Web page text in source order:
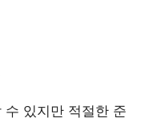
있지만 적절한 준